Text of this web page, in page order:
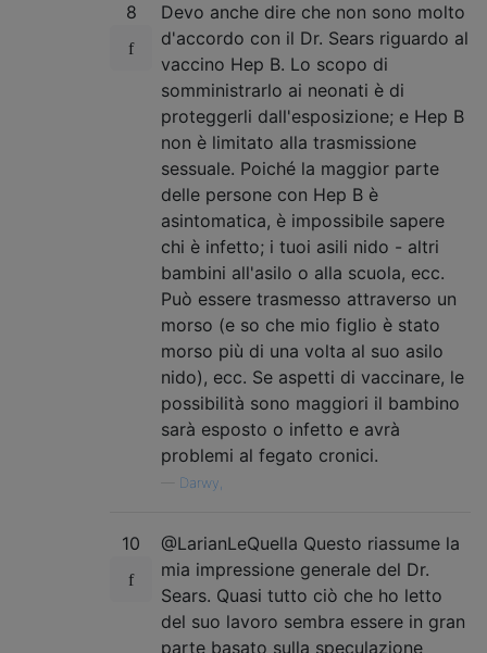
8
Devo anche dire che non sono molto
d'accordo con il Dr. Sears riguardo al
vaccino Hep B. Lo scopo di
somministrarlo ai neonati è di
proteggerli dall'esposizione; e Hep B
non è limitato alla trasmissione
sessuale. Poiché la maggior parte
delle persone con Hep B è
asintomatica, è impossibile sapere
chi è infetto; i tuoi asili nido - altri
bambini all'asilo o alla scuola, ecc.
Può essere trasmesso attraverso un
morso (e so che mio figlio è stato
morso più di una volta al suo asilo
nido), ecc. Se aspetti di vaccinare, le
possibilità sono maggiori il bambino
sarà esposto o infetto e avrà
problemi al fegato cronici.
Darwy,
10
@LarianLeQuella Questo riassume la
mia impressione generale del Dr.
Sears. Quasi tutto ciò che ho letto
del suo lavoro sembra essere in gran
parte basato sulla speculazione